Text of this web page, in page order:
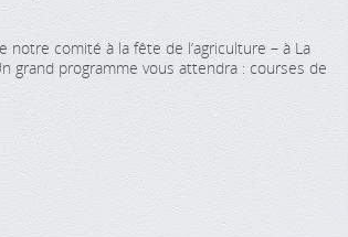
comité à la fête de l’agriculture – à La
grand programme vous attendra : courses de